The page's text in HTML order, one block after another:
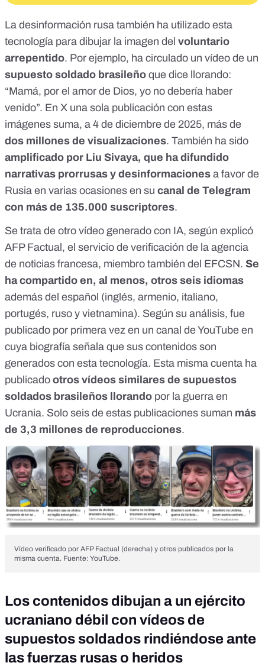
La desinformación rusa también ha utilizado esta
tecnología para dibujar la imagen del voluntario
arrepentido. Por ejemplo, ha circulado un vídeo de un
supuesto soldado brasileño que dice llorando:
“Mamá, por el amor de Dios, yo no debería haber
venido”. En X una sola publicación con estas
imágenes suma, a 4 de diciembre de 2025, más de
dos millones de visualizaciones. También ha sido
amplificado por Liu Sivaya, que ha difundido
narrativas prorrusas y desinformaciones a favor de
Rusia en varias ocasiones en su canal de Telegram
con más de 135.000 suscriptores.
Se trata de otro vídeo generado con IA, según explicó
AFP Factual, el servicio de verificación de la agencia
de noticias francesa, miembro también del EFCSN. Se
ha compartido en, al menos, otros seis idiomas
además del español (inglés, armenio, italiano,
portugés, ruso y vietnamina). Según su análisis, fue
publicado por primera vez en un canal de YouTube en
cuya biografía señala que sus contenidos son
generados con esta tecnología. Esta misma cuenta ha
publicado otros vídeos similares de supuestos
soldados brasileños llorando por la guerra en
Ucrania. Solo seis de estas publicaciones suman más
de 3,3 millones de reproducciones.
Vídeo verificado por AFP Factual (derecha) y otros publicados por la
misma cuenta. Fuente: YouTube.
Los contenidos dibujan a un ejército
ucraniano débil con vídeos de
supuestos soldados rindiéndose ante
las fuerzas rusas o heridos